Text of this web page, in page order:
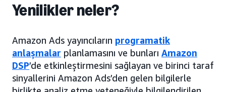
Yenilikler neler?
Amazon Ads yayıncıların programatik
anlaşmalar planlamasını ve bunları Amazon
DSP’de etkinleştirmesini sağlayan ve birinci taraf
sinyallerini Amazon Ads’den gelen bilgilerle